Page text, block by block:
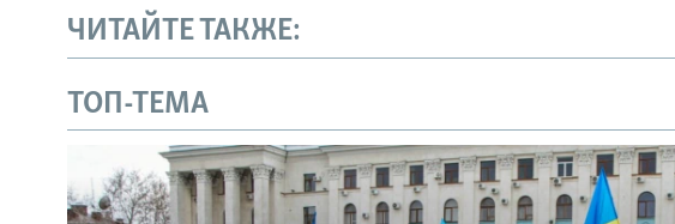
ЧИТАЙТЕ ТАКЖЕ:
ТОП-ТЕМА